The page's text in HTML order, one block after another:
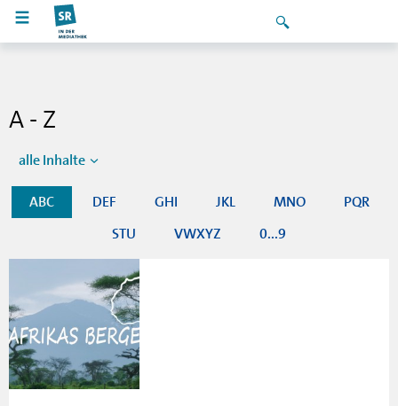
A - Z
alle Inhalte
ABC DEF GHI JKL MNO
PQR
STU
VWXYZ 0...9